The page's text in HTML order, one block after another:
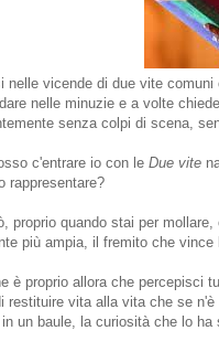
nelle vicende di due vite
nelle minuzie e a volte
senza colpi di scena,
c'entrare io con le Due vite
rappresentare?
proprio quando stai per
più ampia, il fremito che vince
è proprio allora che percepisci
restituire vita alla vita che se
un baule, la curiosità che lo